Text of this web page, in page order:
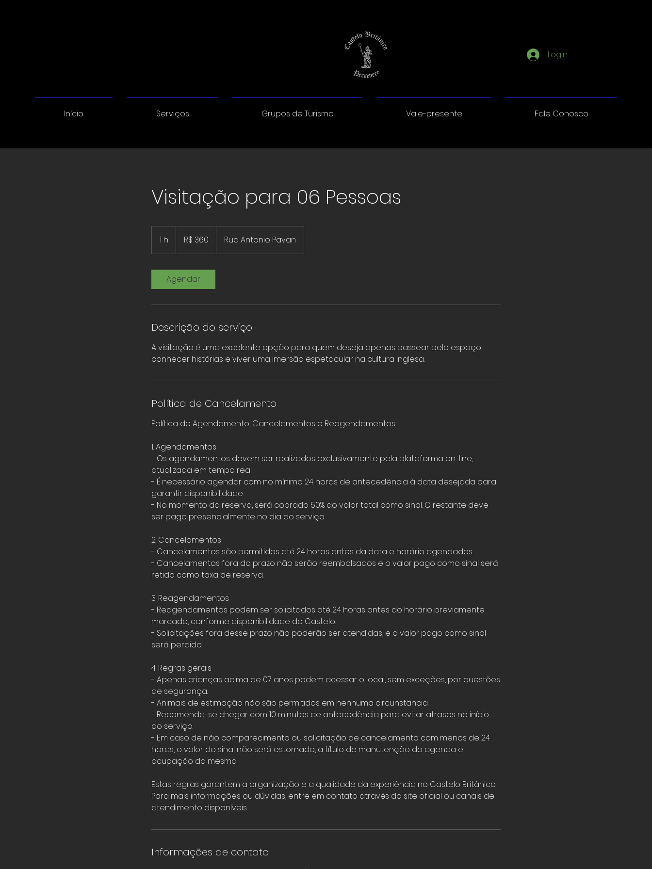
Login
Início Serviços Grupos de Turismo Vale-presente Fale Conosco
Visitação para 06 Pessoas
1 h
brasileiros
R$ 360 Rua Antonio Pavan
Agendar
Descrição do serviço
A visitação é uma excelente opção para quem deseja apenas passear pelo espaço,
conhecer histórias e viver uma imersão espetacular na cultura Inglesa.
Política de Cancelamento
Política de Agendamento, Cancelamentos e Reagendamentos
1. Agendamentos
- Os agendamentos devem ser realizados exclusivamente pela plataforma on-line,
atualizada em tempo real.
- É necessário agendar com no mínimo 24 horas de antecedência à data desejada para
garantir disponibilidade.
- No momento da reserva, será cobrado 50% do valor total como sinal. O restante deve
ser pago presencialmente no dia do serviço.
2. Cancelamentos
- Cancelamentos são permitidos até 24 horas antes da data e horário agendados.
- Cancelamentos fora do prazo não serão reembolsados e o valor pago como sinal será
retido como taxa de reserva.
3. Reagendamentos
- Reagendamentos podem ser solicitados até 24 horas antes do horário previamente
marcado, conforme disponibilidade do Castelo.
- Solicitações fora desse prazo não poderão ser atendidas, e o valor pago como sinal
será perdido.
4. Regras gerais
- Apenas crianças acima de 07 anos podem acessar o local, sem exceções, por questões
de segurança.
- Animais de estimação não são permitidos em nenhuma circunstância.
- Recomenda-se chegar com 10 minutos de antecedência para evitar atrasos no início
do serviço.
- Em caso de não comparecimento ou solicitação de cancelamento com menos de 24
horas, o valor do sinal não será estornado, a título de manutenção da agenda e
ocupação da mesma.
Estas regras garantem a organização e a qualidade da experiência no Castelo Britânico.
Para mais informações ou dúvidas, entre em contato através do site oficial ou canais de
atendimento disponíveis.
Informações de contato